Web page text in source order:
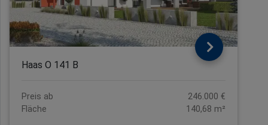
Haas O 141 B
Preis ab
246.000 €
Fläche
140,68 m²